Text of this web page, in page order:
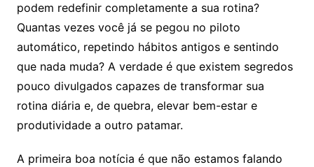
podem redefinir completamente a sua rotina?
Quantas vezes você já se pegou no piloto
automático, repetindo hábitos antigos e sentindo
que nada muda? A verdade é que existem segredos
pouco divulgados capazes de transformar sua
rotina diária e, de quebra, elevar bem-estar e
produtividade a outro patamar.
A primeira boa notícia é que não estamos falando